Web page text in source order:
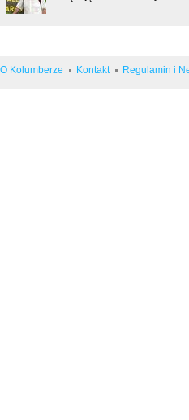
O Kolumberze Kontakt Regulamin i